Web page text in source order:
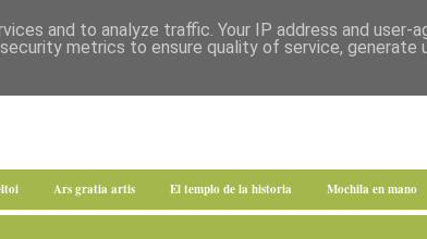
Ars gratia artis El templo de la historia Mochila en mano
and to analyze traffic. Your IP address and user-
metrics to ensure quality of service, generate